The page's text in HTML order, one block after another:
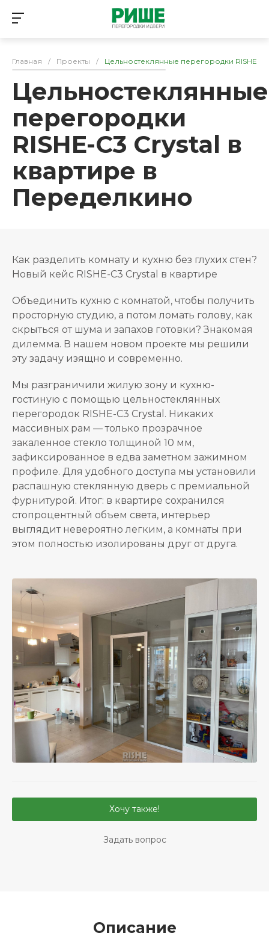
Главная / Проекты / Цельностеклянные перегородки RISHE-
Цельностеклянные
перегородки
RISHE-C3 Crystal в
квартире в
Переделкино
Как разделить комнату и кухню без глухих стен?
Новый кейс RISHE-C3 Crystal в квартире
Объединить кухню с комнатой, чтобы получить
просторную студию, а потом ломать голову, как
скрыться от шума и запахов готовки? Знакомая
дилемма. В нашем новом проекте мы решили
эту задачу изящно и современно.
Мы разграничили жилую зону и кухню-
гостиную с помощью цельностеклянных
перегородок RISHE-C3 Crystal. Никаких
массивных рам — только прозрачное
закаленное стекло толщиной 10 мм,
зафиксированное в едва заметном зажимном
профиле. Для удобного доступа мы установили
распашную стеклянную дверь с премиальной
фурнитурой. Итог: в квартире сохранился
стопроцентный объем света, интерьер
выглядит невероятно легким, а комнаты при
этом полностью изолированы друг от друга.
Хочу также!
Задать вопрос
Описание